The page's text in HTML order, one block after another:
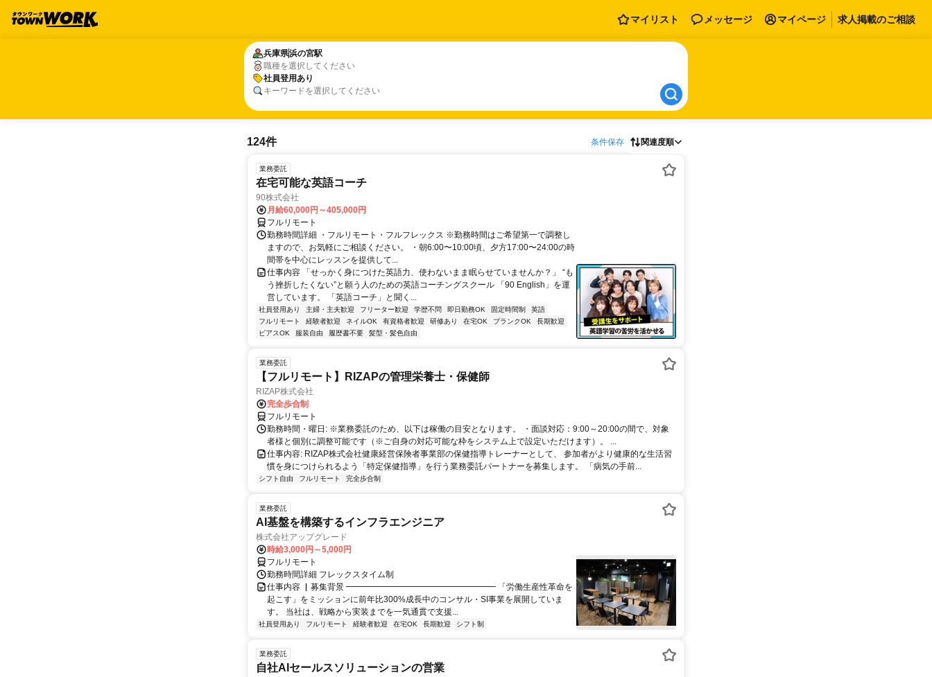
マイリスト メッセージ マイページ 求人掲載のご相談
兵庫県浜の宮駅
職種を選択してください
社員登用あり
キーワードを選択してください
兵庫県浜の宮駅
社員登用あり
124件 条件保存 関連度順
業務委託
在宅可能な英語コーチ
90株式会社
月給60,000円～405,000円
フルリモート
勤務時間詳細 ・フルリモート・フルフレックス ※勤務時間はご希望第一で調整し
ますので、お気軽にご相談ください。 ・朝6:00〜10:00頃、夕方17:00〜24:00の時
間帯を中心にレッスンを提供して...
仕事内容 「せっかく身につけた英語力、使わないまま眠らせていませんか？」 “も
う挫折したくない”と願う人のための英語コーチングスクール 「90 English」を運
営しています。 「英語コーチ」と聞く...
社員登用あり 主婦・主夫歓迎 フリーター歓迎 学歴不問 即日勤務OK 固定時間制
英語
フルリモート
経験者歓迎 ネイルOK 有資格者歓迎 研修あり 在宅OK ブランクOK
長期歓迎
ピアスOK
服装自由 履歴書不要 髪型・髪色自由
業務委託
【フルリモート】RIZAPの管理栄養士・保健師
RIZAP株式会社
完全歩合制
フルリモート
勤務時間・曜日: ※業務委託のため、以下は稼働の目安となります。 ・面談対応：9:00～20:00の間で、対象
者様と個別に調整可能です（※ご自身の対応可能な枠をシステム上で設定いただけます）。 ...
仕事内容: RIZAP株式会社健康経営保険者事業部の保健指導トレーナーとして、 参加者がより健康的な生活習
慣を身につけられるよう「特定保健指導」を行う業務委託パートナーを募集します。 「病気の手前...
シフト自由 フルリモート 完全歩合制
業務委託
AI基盤を構築するインフラエンジニア
株式会社アップグレード
時給3,000円～5,000円
フルリモート
勤務時間詳細 フレックスタイム制
仕事内容 ▏募集背景 ━━━━━━━━━━━━━━━━━━ 「労働生産性革命を
起こす」をミッションに前年比300%成長中のコンサル・SI事業を展開していま
す。 当社は、戦略から実装までを一気通貫で支援...
社員登用あり フルリモート 経験者歓迎 在宅OK 長期歓迎 シフト制
業務委託
自社AIセールスソリューションの営業